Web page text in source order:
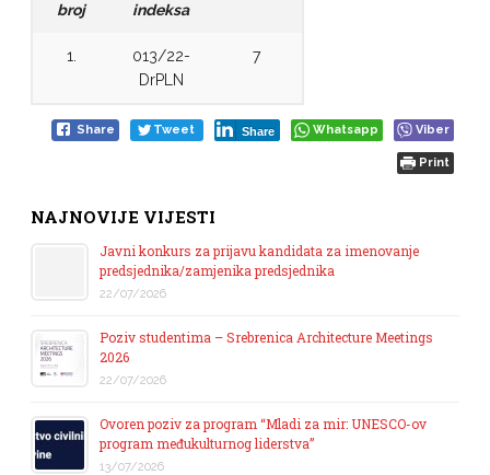
broj
indeksa
1.
013/22-
DrPLN
7
Share Tweet Share Whatsapp Viber
Print
NAJNOVIJE VIJESTI
Javni konkurs za prijavu kandidata za imenovanje
predsjednika/zamjenika predsjednika
22/07/2026
Poziv studentima – Srebrenica Architecture Meetings
2026
22/07/2026
Ovoren poziv za program “Mladi za mir: UNESCO-ov
program međukulturnog liderstva”
13/07/2026